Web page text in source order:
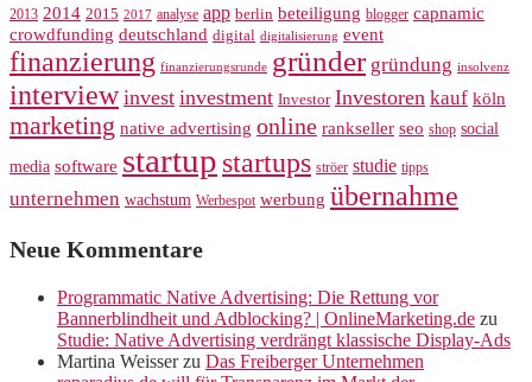
2013 2014 2015 2017 analyse app berlin beteiligung blogger capnamic
crowdfunding deutschland digital digitalisierung event
finanzierung finanzierungsrunde gründer gründung insolvenz
interview invest investment Investor Investoren kauf köln
marketing native advertising online rankseller seo shop social
media software startup startups ströer studie tipps
unternehmen wachstum Werbespot werbung übernahme
Neue Kommentare
Programmatic Native Advertising: Die Rettung vor
Bannerblindheit und Adblocking? | OnlineMarketing.de zu
Studie: Native Advertising verdrängt klassische Display-Ads
Martina Weisserzu Das Freiberger Unternehmen